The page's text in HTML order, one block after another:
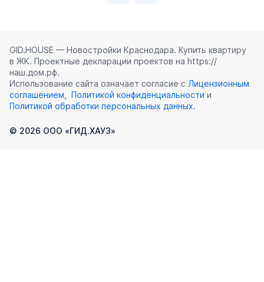
GID.HOUSE — Новостройки Краснодара. Купить квартиру
в ЖК. Проектные декларации проектов на https://
наш.дом.рф.
Использование сайта означает согласие с Лицензионным
соглашением, Политикой конфиденциальности и
Политикой обработки персональных данных.
© 2026 ООО «ГИД.ХАУЗ»